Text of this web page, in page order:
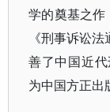
学的奠基之
《刑事诉讼
善了中国近
为中国方正出